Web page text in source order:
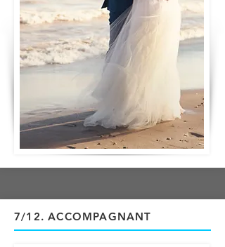
7/12. ACCOMPAGNANT